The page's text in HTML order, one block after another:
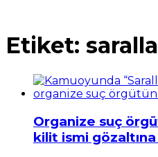
Etiket:
Organize suç
kilit ismi gözaltına